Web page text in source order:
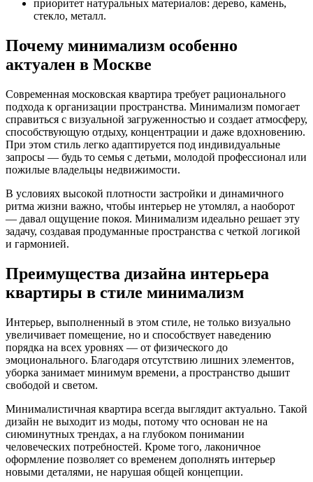
приоритет натуральных материалов: дерево, камень,
стекло, металл.
Почему минимализм особенно
актуален в Москве
Современная московская квартира требует рационального
подхода к организации пространства. Минимализм помогает
справиться с визуальной загруженностью и создает атмосферу,
способствующую отдыху, концентрации и даже вдохновению.
При этом стиль легко адаптируется под индивидуальные
запросы — будь то семья с детьми, молодой профессионал или
пожилые владельцы недвижимости.
В условиях высокой плотности застройки и динамичного
ритма жизни важно, чтобы интерьер не утомлял, а наоборот
— давал ощущение покоя. Минимализм идеально решает эту
задачу, создавая продуманные пространства с четкой логикой
и гармонией.
Преимущества дизайна интерьера
квартиры в стиле минимализм
Интерьер, выполненный в этом стиле, не только визуально
увеличивает помещение, но и способствует наведению
порядка на всех уровнях — от физического до
эмоционального. Благодаря отсутствию лишних элементов,
уборка занимает минимум времени, а пространство дышит
свободой и светом.
Минималистичная квартира всегда выглядит актуально. Такой
дизайн не выходит из моды, потому что основан не на
сиюминутных трендах, а на глубоком понимании
человеческих потребностей. Кроме того, лаконичное
оформление позволяет со временем дополнять интерьер
новыми деталями, не нарушая общей концепции.